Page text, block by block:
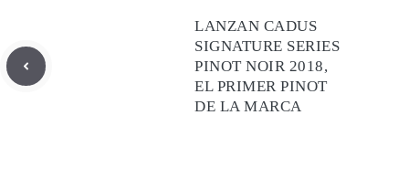
LANZAN CADUS
SIGNATURE SERIES
PINOT NOIR 2018,
EL PRIMER PINOT
DE LA MARCA